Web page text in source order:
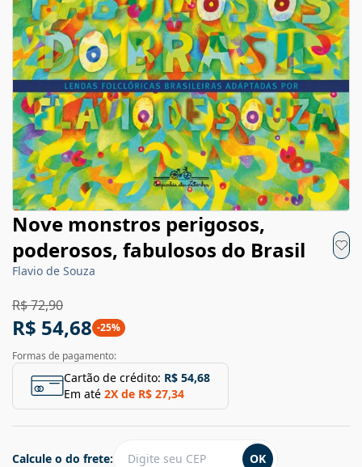
Nove monstros perigosos,
poderosos, fabulosos do Brasil
Flavio de Souza
R$ 72,90
R$ 54,68 -25%
Formas de pagamento:
Cartão de crédito: R$ 54,68
Em até 2X de R$ 27,34
Calcule o do frete: OK